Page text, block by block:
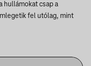
hullámokat csap a
fel utólag, mint